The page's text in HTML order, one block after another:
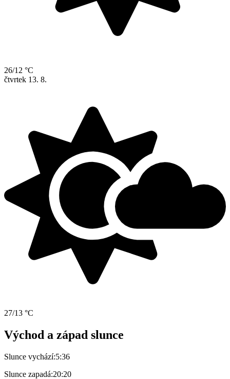
26/12 °C
čtvrtek 13. 8.
27/13 °C
Východ a západ slunce
Slunce vychází:5:36
Slunce zapadá:20:20